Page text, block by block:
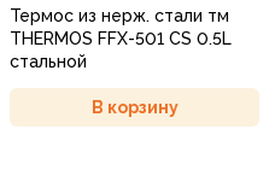
Термос из нерж. стали тм
THERMOS FFX-501 CS 0.5L
стальной
В корзину